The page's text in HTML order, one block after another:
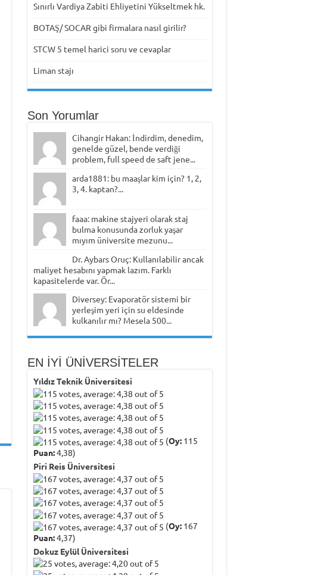
Sınırlı Vardiya Zabiti Ehliyetini Yükseltmek hk.
BOTAŞ/ SOCAR gibi firmalara nasıl girilir?
STCW 5 temel harici soru ve cevaplar
Liman stajı
Son Yorumlar
Cihangir Hakan: İndirdim, denedim,
genelde güzel, bende verdiği
problem, full speed de saft jene...
arda1881: bu maaşlar kim için? 1, 2,
3, 4. kaptan?...
faaa: makine stajyeri olarak staj
bulma konusunda zorluk yaşar
mıyım üniversite mezunu...
Dr. Aybars Oruç: Kullanılabilir ancak
maliyet hesabını yapmak lazım. Farklı
kapasitelerde var. Ör...
Diversey: Evaporatör sistemi bir
yerleşim yeri için su eldesinde
kulkanılır mı? Mesela 500...
EN İYİ ÜNİVERSİTELER
Yıldız Teknik Üniversitesi
(Oy:115
Puan:4,38)
Piri Reis Üniversitesi
(Oy:167
Puan:4,37)
Dokuz Eylül Üniversitesi